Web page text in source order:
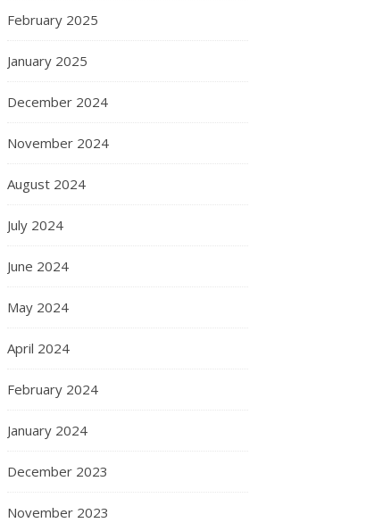
February 2025
January 2025
December 2024
November 2024
August 2024
July 2024
June 2024
May 2024
April 2024
February 2024
January 2024
December 2023
November 2023